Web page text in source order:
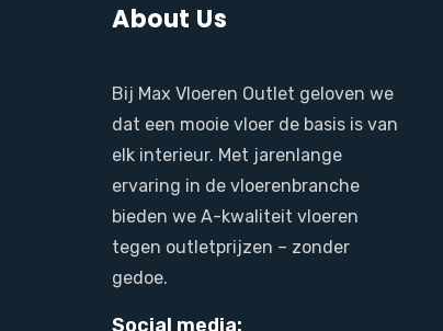
About Us
Bij Max Vloeren Outlet geloven we
dat een mooie vloer de basis is van
elk interieur. Met jarenlange
ervaring in de vloerenbranche
bieden we A-kwaliteit vloeren
tegen outletprijzen – zonder
gedoe.
Social media: